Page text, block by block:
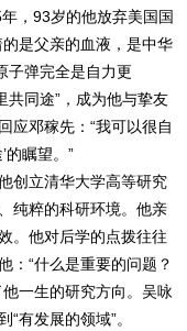
，93岁的他放弃美国国
是父亲的血液，是中华
子弹完全是自力更
共同途”，成为他与挚友
应邓稼先：“我可以很自
的瞩望。”
立清华大学高等研究
纯粹的科研环境。他亲
。他对后学的点拨往往
：“什么是重要的问题？
一生的研究方向。吴咏
有发展的领域”。